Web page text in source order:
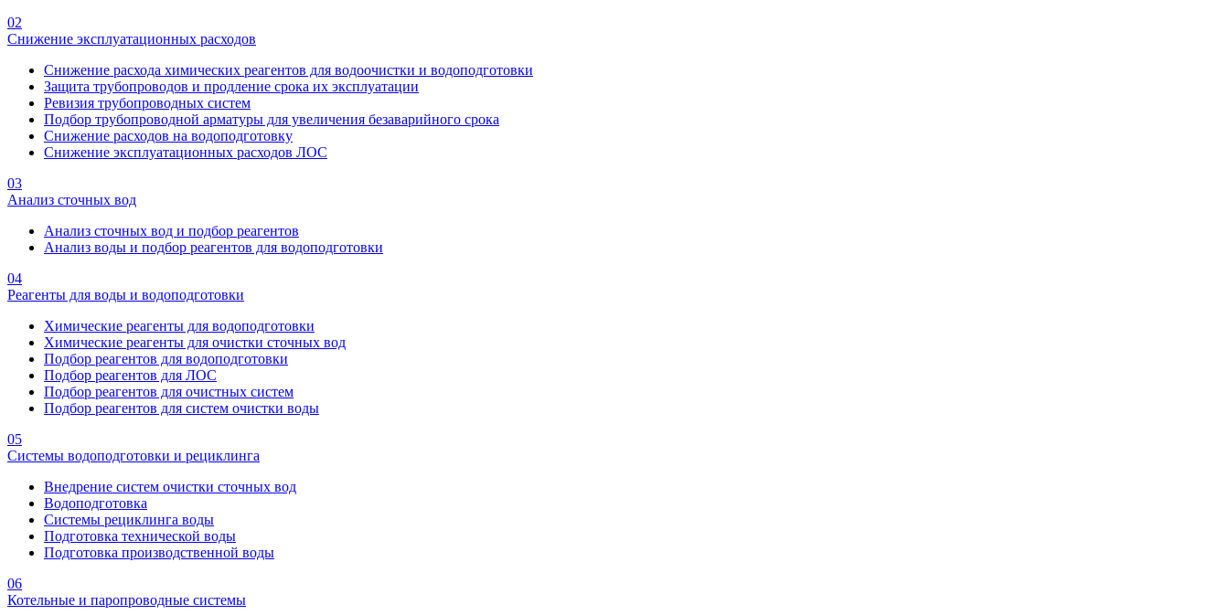
02
Снижение эксплуатационных расходов
Снижение расхода химических реагентов для водоочистки и водоподготовки
Защита трубопроводов и продление срока их эксплуатации
Ревизия трубопроводных систем
Подбор трубопроводной арматуры для увеличения безаварийного срока
Снижение расходов на водоподготовку
Снижение эксплуатационных расходов ЛОС
03
Анализ сточных вод
Анализ сточных вод и подбор реагентов
Анализ воды и подбор реагентов для водоподготовки
04
Реагенты для воды и водоподготовки
Химические реагенты для водоподготовки
Химические реагенты для очистки сточных вод
Подбор реагентов для водоподготовки
Подбор реагентов для ЛОС
Подбор реагентов для очистных систем
Подбор реагентов для систем очистки воды
05
Системы водоподготовки и рециклинга
Внедрение систем очистки сточных вод
Водоподготовка
Системы рециклинга воды
Подготовка технической воды
Подготовка производственной воды
06
Котельные и паропроводные системы